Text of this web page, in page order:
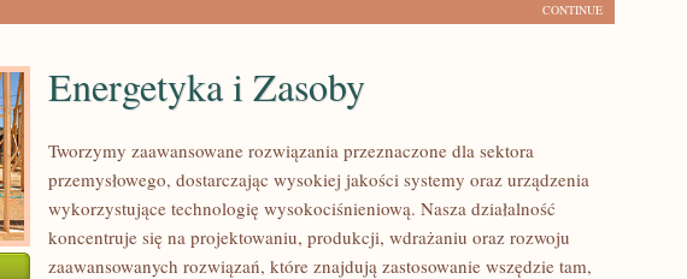
CONTINUE
Energetyka i Zasoby
Tworzymy zaawansowane rozwiązania przeznaczone dla sektora
przemysłowego, dostarczając wysokiej jakości systemy oraz urządzenia
wykorzystujące technologię wysokociśnieniową. Nasza działalność
koncentruje się na projektowaniu, produkcji, wdrażaniu oraz rozwoju
zaawansowanych rozwiązań, które znajdują zastosowanie wszędzie tam,